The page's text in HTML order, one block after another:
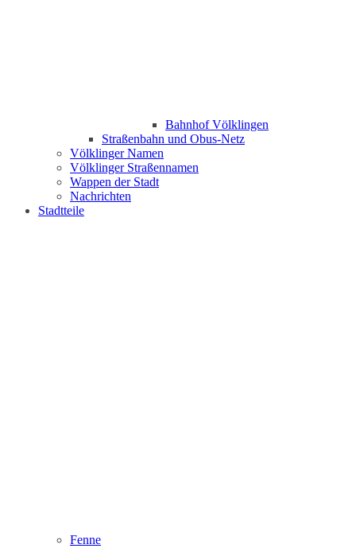
Bahnhof Völklingen
Straßenbahn und Obus-Netz
Völklinger Namen
Völklinger Straßennamen
Wappen der Stadt
Nachrichten
Stadtteile
Fenne